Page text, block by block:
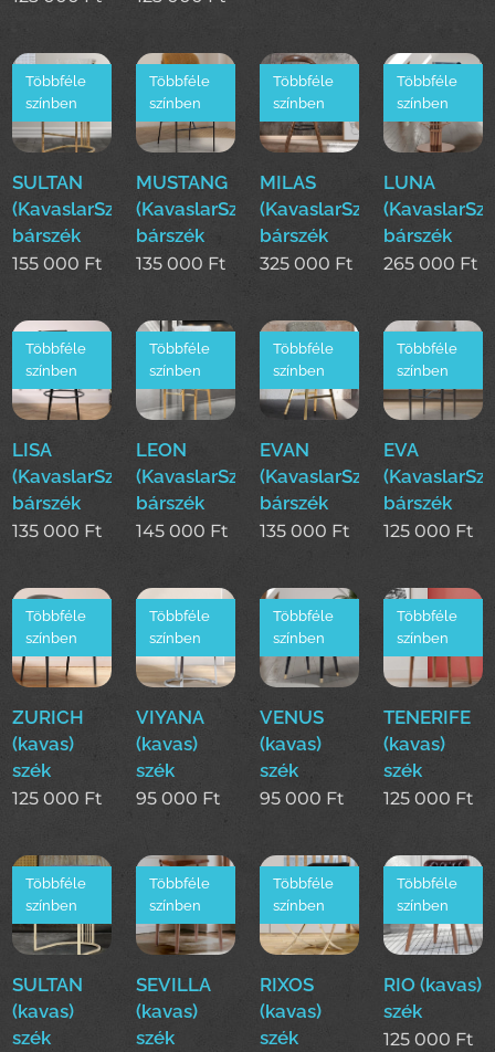
SULTAN
(KavaslarSzékek)
bárszék
Többféle
színben
155 000 Ft
MUSTANG
(KavaslarSzékek)
bárszék
Többféle
színben
135 000 Ft
MILAS
(KavaslarSzékek)
bárszék
Többféle
színben
325 000 Ft
LUNA
bárszék
Többféle
színben
265 000 Ft
LISA
(KavaslarSzékek)
bárszék
Többféle
színben
135 000 Ft
LEON
(KavaslarSzékek)
bárszék
Többféle
színben
145 000 Ft
EVAN
(KavaslarSzékek)
bárszék
Többféle
színben
135 000 Ft
EVA
bárszék
Többféle
színben
125 000 Ft
ZURICH
(kavas)
szék
Többféle
színben
125 000 Ft
VIYANA
(kavas)
szék
Többféle
színben
95 000 Ft
VENUS
(kavas)
szék
Többféle
színben
95 000 Ft
TENERIFE
(kavas)
szék
Többféle
színben
125 000 Ft
SULTAN
(kavas)
szék
Többféle
színben
SEVILLA
(kavas)
szék
Többféle
színben
RIXOS
(kavas)
szék
Többféle
színben
RIO (kavas)
szék
Többféle
színben
125 000 Ft